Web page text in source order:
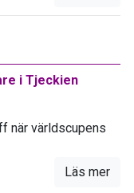
i Tjeckien
när världscupens
Läs mer